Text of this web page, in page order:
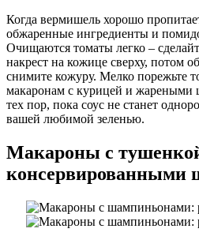
Когда вермишель хорошо
обжаренные ингредиенты и
Очищаются томаты легко –
накрест на кожице сверху, потом
снимите кожуру. Мелко порежьте
макаронам с курицей и
тех пор, пока соус не станет
вашей любимой зеленью.
Макароны с
консервированными